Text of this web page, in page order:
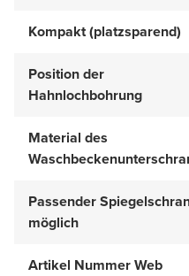
Kompakt (platzsparend)
Position der
Hahnlochbohrung
Material des
Passender
möglich
Artikel Nummer Web